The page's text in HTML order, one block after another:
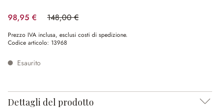
98,95 € 148,00 €
(risparmio 33.14%)
Prezzo IVA inclusa, esclusi costi di spedizione.
Codice articolo: 13968
Esaurito
Dettagli del prodotto